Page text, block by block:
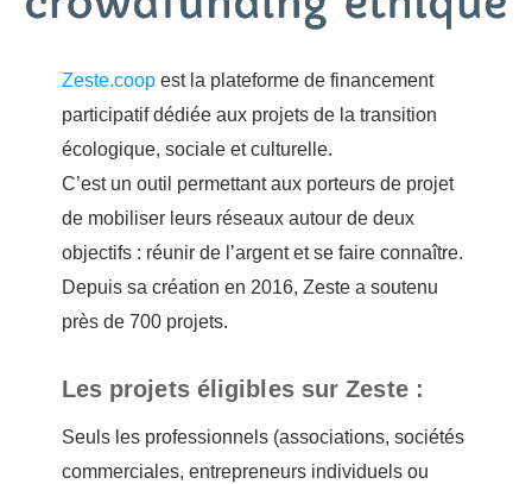
Zeste.coopest la plateforme de financement
participatif dédiée aux projets de la transition
écologique, sociale et culturelle.
C’est un outil permettant aux porteurs de projet
de mobiliser leurs réseaux autour de deux
objectifs : réunir de l’argent et se faire connaître.
Depuis sa création en 2016, Zeste a soutenu
près de 700 projets.
Les projets éligibles sur Zeste :
Seuls les professionnels (associations, sociétés
commerciales, entrepreneurs individuels ou